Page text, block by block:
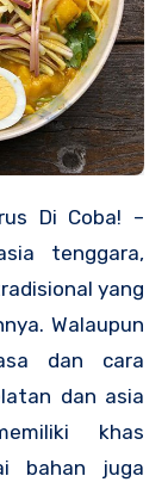
tenggara,
yang
Walaupun
dan cara
dan asia
khas
bahan juga